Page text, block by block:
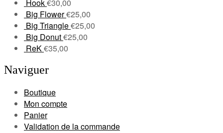
Hook€30,00
Big Flower€25,00
Big Triangle€25,00
Big Donut€25,00
ReK€35,00
Naviguer
Boutique
Mon compte
Panier
Validation de la commande